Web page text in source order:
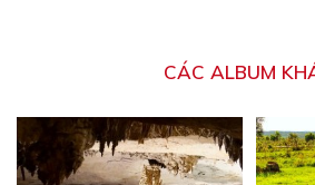
CÁC ALBUM